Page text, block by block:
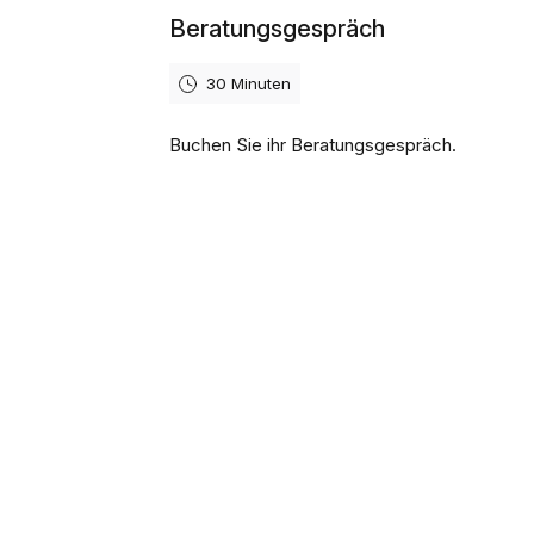
Beratungsgespräch
30 Minuten
Buchen Sie ihr Beratungsgespräch.